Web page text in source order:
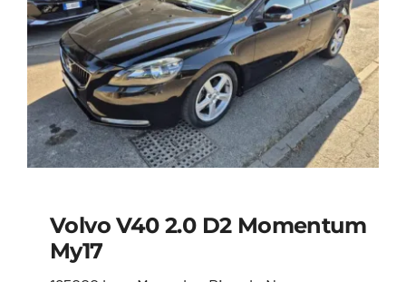
Volvo V40 2.0 D2 Momentum
My17